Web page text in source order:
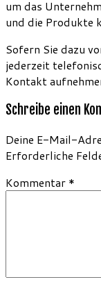
um das
und die Produkte
Sofern Sie dazu
jederzeit
Kontakt
Schreibe einen
Deine E-Mail-
Erforderliche
Kommentar *